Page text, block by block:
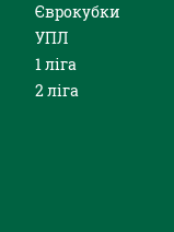
Єврокубки
УПЛ
1 ліга
2 ліга